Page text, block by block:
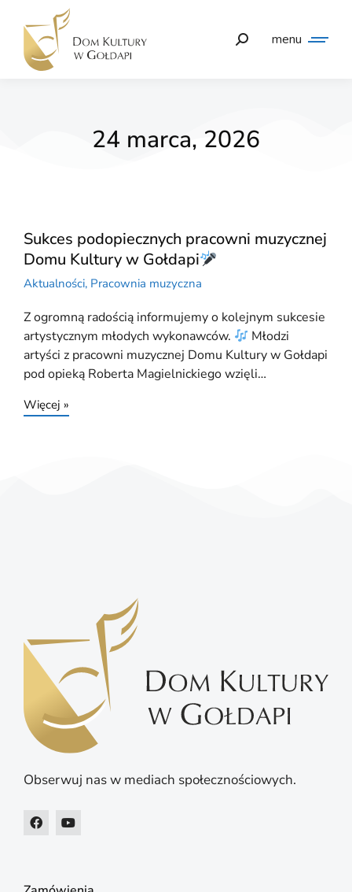
menu
24 marca, 2026
Sukces podopiecznych pracowni muzycznej
Domu Kultury w Gołdapi
Aktualności, Pracownia muzyczna
Z ogromną radością informujemy o kolejnym sukcesie
artystycznym młodych wykonawców.
Młodzi
artyści z pracowni muzycznej Domu Kultury w Gołdapi
pod opieką Roberta Magielnickiego wzięli…
Więcej »
Obserwuj nas w mediach społecznościowych.